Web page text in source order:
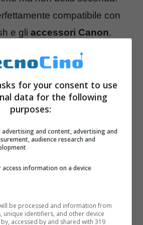
compatibile con
e gli accessori Canon.
si interfaccia con
smartgrazie alla
for your consent to use
data for the following
purposes:
advertising and content, advertising and
audience research and
information on a device
be processed and information from
unique identifiers, and other device
accessed by and shared with 319